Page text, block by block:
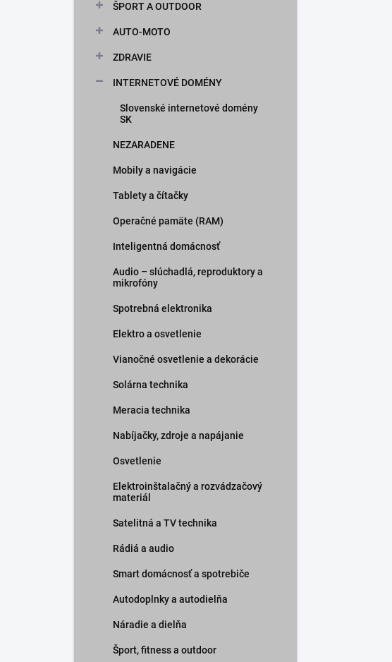
ŠPORT A OUTDOOR
AUTO-MOTO
ZDRAVIE
INTERNETOVÉ DOMÉNY
Slovenské internetové domény
SK
NEZARADENE
Mobily a navigácie
Tablety a čítačky
Operačné pamäte (RAM)
Inteligentná domácnosť
Audio – slúchadlá, reproduktory a
mikrofóny
Spotrebná elektronika
Elektro a osvetlenie
Vianočné osvetlenie a dekorácie
Solárna technika
Meracia technika
Nabíjačky, zdroje a napájanie
Osvetlenie
Elektroinštalačný a rozvádzačový
materiál
Satelitná a TV technika
Rádiá a audio
Smart domácnosť a spotrebiče
Autodoplnky a autodielňa
Náradie a dielňa
Šport, fitness a outdoor